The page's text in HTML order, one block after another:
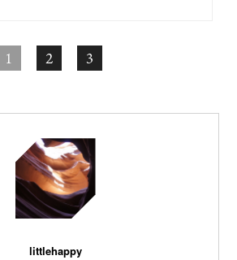
1 2 3
littlehappy